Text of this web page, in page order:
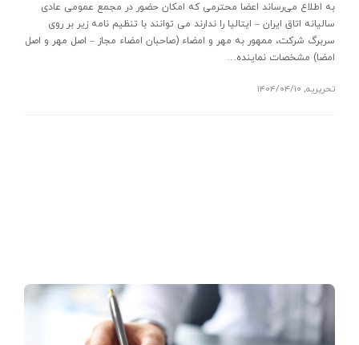
به اطلاع می‌رساند اعضا محترمی که امکان حضور در مجمع عمومی عادی
سالیانه اتاق ایران – ایتالیا را ندارند می توانند با تنظیم نامه زیر بر روی
سربرگ شرکت، ممهور به مهر و امضاء (صاحبان امضاء مجاز – اصل مهر و اصل
امضا) مشخصات نماینده…
تحریریه, ۱۴۰۴/۰۴/۱۰